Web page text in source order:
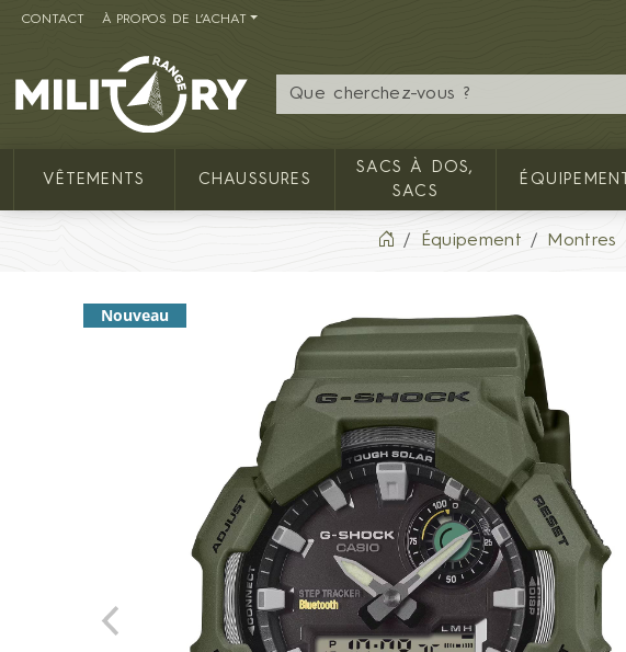
CONTACT À PROPOS DE L’ACHAT
MILITARY RANGE FR
VÊTEMENTS CHAUSSURES
SACS À DOS,
SACS
ÉQUIPEMENT
Équipement Montres
Nouveau